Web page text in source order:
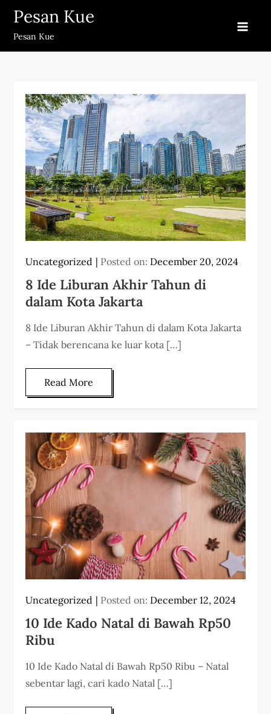
Skip
content
Pesan Kue
Pesan Kue
Uncategorized Posted on: December 20, 2024
8 Ide Liburan Akhir Tahun di
dalam Kota Jakarta
8 Ide Liburan Akhir Tahun di dalam Kota Jakarta
– Tidak berencana ke luar kota […]
Read More
Uncategorized Posted on: December 12, 2024
10 Ide Kado Natal di Bawah Rp50
Ribu
10 Ide Kado Natal di Bawah Rp50 Ribu – Natal
sebentar lagi, cari kado Natal […]